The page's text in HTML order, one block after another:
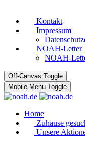
Kontakt
Impressum
NOAH-Letter
NOAH-
Off-Canvas Toggle
Mobile Menu Toggle
Home
Zuhause
Unsere